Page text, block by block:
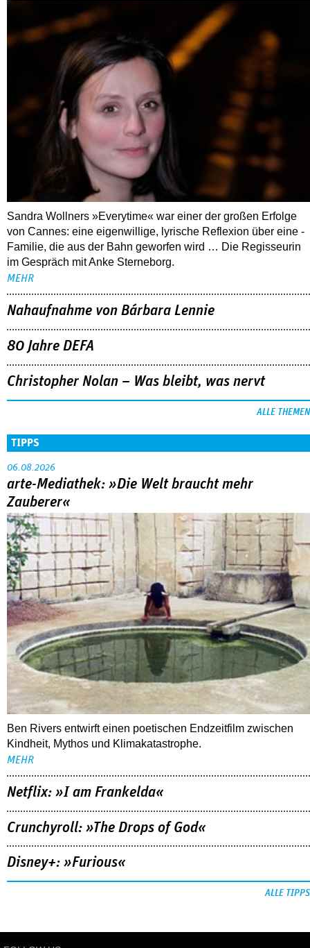
Sandra Wollners »Everytime« war einer der großen Erfolge
von Cannes: eine eigenwillige, lyrische Reflexion über eine ­
Familie, die aus der Bahn geworfen wird … Die Regisseurin
im Gespräch mit Anke Sterneborg.
MEHR
Nahaufnahme von Bárbara Lennie
80 Jahre DEFA
Christopher Nolan – Was bleibt, was nervt
ALLE THEMEN
TIPPS
06.08.2026
arte-Mediathek: »Die Welt braucht mehr
Zauberer«
Ben Rivers entwirft einen poetischen Endzeitfilm zwischen
Kindheit, Mythos und Klimakatastrophe.
MEHR
Netflix: »I am Frankelda«
Crunchyroll: »The Drops of God«
Disney+: »Furious«
ALLE TIPPS